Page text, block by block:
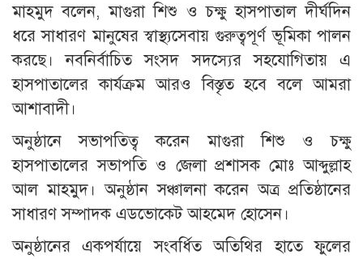
মাহমুদ বলেন, মাগুরা শিশু ও চক্ষু হাসপাতাল দীর্ঘদিন
ধরে সাধারণ মানুষের স্বাস্থ্যসেবায় গুরুত্বপূর্ণ ভূমিকা পালন
করছে। নবনির্বাচিত সংসদ সদস্যের সহযোগিতায় এ
হাসপাতালের কার্যক্রম আরও বিস্তৃত হবে বলে আমরা
আশাবাদী।
অনুষ্ঠানে সভাপতিত্ব করেন মাগুরা শিশু ও চক্ষু
হাসপাতালের সভাপতি ও জেলা প্রশাসক মোঃ আব্দুল্লাহ
আল মাহমুদ। অনুষ্ঠান সঞ্চালনা করেন অত্র প্রতিষ্ঠানের
সাধারণ সম্পাদক এডভোকেট আহমেদ হোসেন।
অনুষ্ঠানের একপর্যায়ে সংবর্ধিত অতিথির হাতে ফুলের